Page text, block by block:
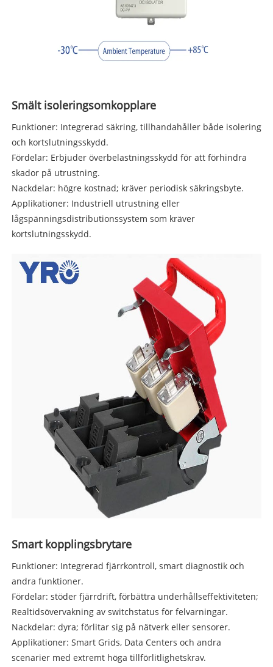
Smält isoleringsomkopplare
Funktioner: Integrerad säkring, tillhandahåller både isolering
och kortslutningsskydd.
Fördelar: Erbjuder överbelastningsskydd för att förhindra
skador på utrustning.
Nackdelar: högre kostnad; kräver periodisk säkringsbyte.
Applikationer: Industriell utrustning eller
lågspänningsdistributionssystem som kräver
kortslutningsskydd.
Smart kopplingsbrytare
Funktioner: Integrerad fjärrkontroll, smart diagnostik och
andra funktioner.
Fördelar: stöder fjärrdrift, förbättra underhållseffektiviteten;
Realtidsövervakning av switchstatus för felvarningar.
Nackdelar: dyra; förlitar sig på nätverk eller sensorer.
Applikationer: Smart Grids, Data Centers och andra
scenarier med extremt höga tillförlitlighetskrav.